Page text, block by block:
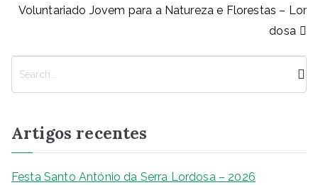
o
k
p
g n
n
artigos
Voluntariado Jovem para a Natureza e Florestas – Lor
dosa
u
i
s
Artigos recentes
Festa Santo António da Serra Lordosa – 2026